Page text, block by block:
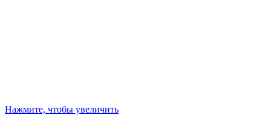
Нажмите, чтобы увеличить